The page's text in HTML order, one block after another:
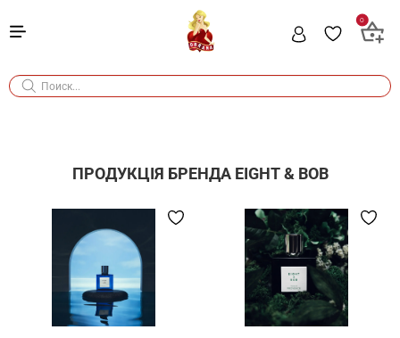
0
ПРОДУКЦІЯ БРЕНДА EIGHT & BOB